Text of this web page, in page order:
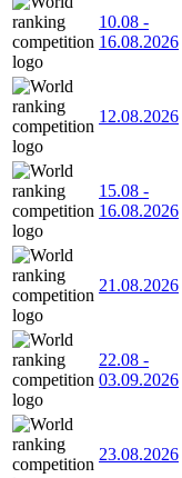
10.08 -
16.08.2026
12.08.2026
15.08 -
16.08.2026
21.08.2026
22.08 -
03.09.2026
23.08.2026